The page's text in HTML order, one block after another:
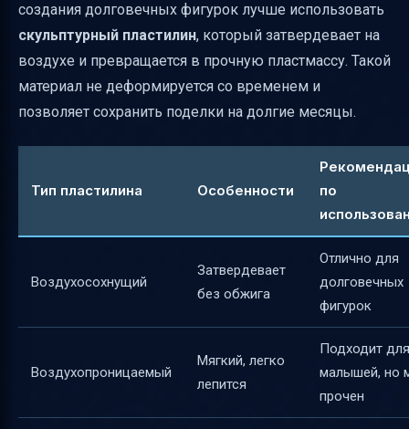
создания долговечных фигурок лучше использовать
скульптурный пластилин, который затвердевает на
воздухе и превращается в прочную пластмассу. Такой
материал не деформируется со временем и
позволяет сохранить поделки на долгие месяцы.
Тип пластилина Особенности
по
Воздухосохнущий
Затвердевает
без обжига
Отлично для
долговечных
фигурок
Воздухопроницаемый
Мягкий, легко
лепится
Подходит для
малышей, но
прочен